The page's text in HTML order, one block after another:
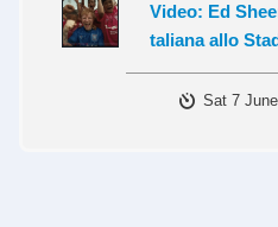
Video: Ed
taliana allo
Sat 7